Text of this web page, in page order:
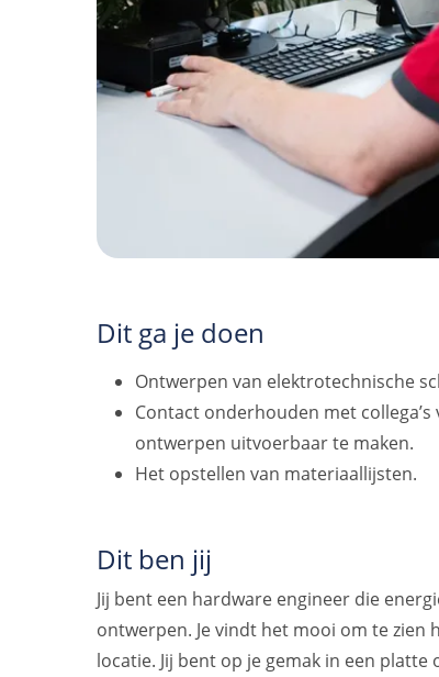
Dit ga je doen
Ontwerpen van elektrotechnische
Contact onderhouden met
ontwerpen uitvoerbaar te maken.
Het opstellen van materiaallijsten.
Dit ben jij
Jij bent een hardware engineer die
ontwerpen. Je vindt het mooi om te
locatie. Jij bent op je gemak in een